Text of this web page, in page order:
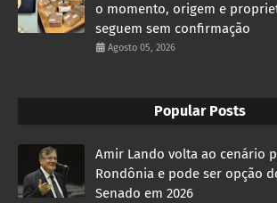
o momento, origem e
seguem sem confirmação
Agosto 05, 2026
Popular Posts
Amir Lando volta ao cenário
Rondônia e pode ser opção
Senado em 2026